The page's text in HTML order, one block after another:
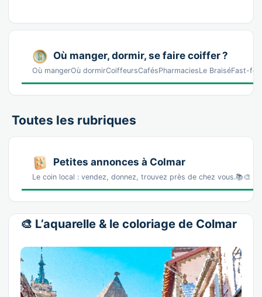
Où manger, dormir, se faire coiffer ?
Où mangerOù dormirCoiffeursCafésPharmaciesLe BraiséFast-
Toutes les rubriques
Petites annonces à Colmar
Le coin local : vendez, donnez, trouvez près de chez vous.📚🎨
🎨 L’aquarelle & le coloriage de Colmar